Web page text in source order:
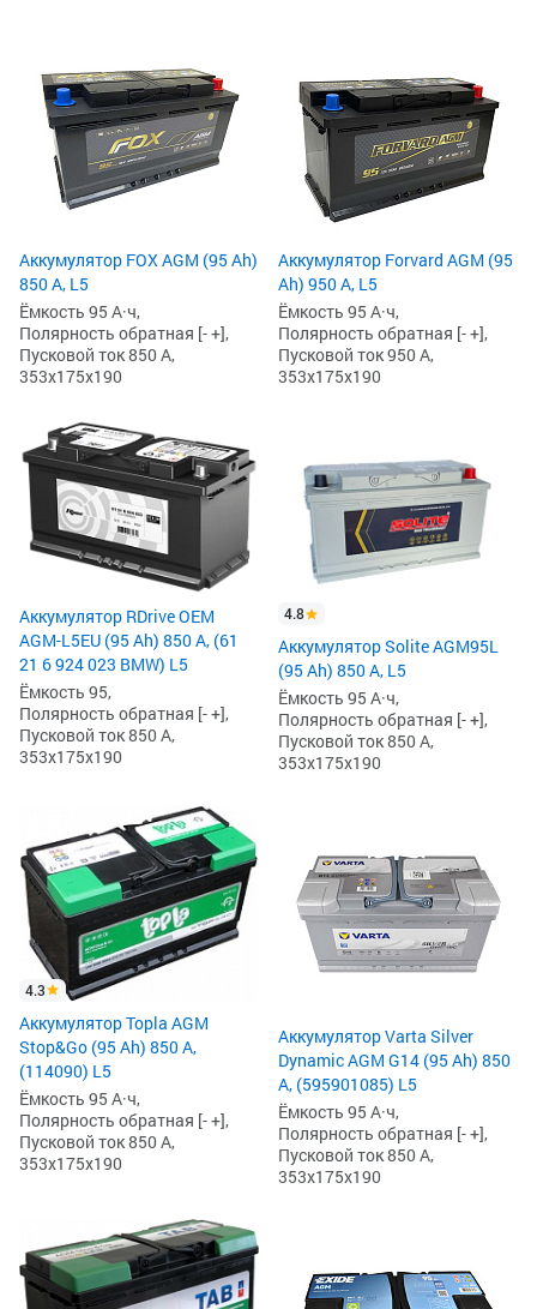
Аккумулятор FOX AGM (95 Ah)
850 А, L5
Ёмкость 95 А·ч,
Полярность обратная [- +],
Пусковой ток 850 А,
353x175x190
Аккумулятор Forvard AGM (95
Ah) 950 А, L5
Ёмкость 95 А·ч,
Полярность обратная [- +],
Пусковой ток 950 А,
353x175x190
Аккумулятор RDrive OEM
AGM-L5EU (95 Ah) 850 А, (61
21 6 924 023 BMW) L5
Ёмкость 95,
Полярность обратная [- +],
Пусковой ток 850 А,
353x175x190
4.8
Аккумулятор Solite AGM95L
(95 Ah) 850 А, L5
Ёмкость 95 А·ч,
Полярность обратная [- +],
Пусковой ток 850 А,
353x175x190
4.3
Аккумулятор Topla AGM
Stop&Go (95 Ah) 850 А,
(114090) L5
Ёмкость 95 А·ч,
Полярность обратная [- +],
Пусковой ток 850 А,
353x175x190
Аккумулятор Varta Silver
Dynamic AGM G14 (95 Ah) 850
А, (595901085) L5
Ёмкость 95 А·ч,
Полярность обратная [- +],
Пусковой ток 850 А,
353x175x190